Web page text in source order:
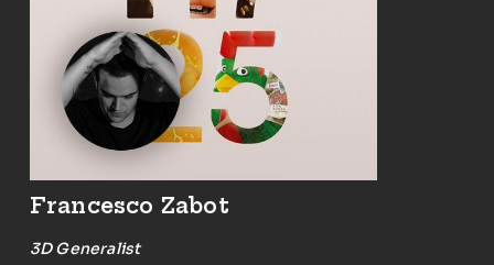
Francesco Zabot
3D Generalist